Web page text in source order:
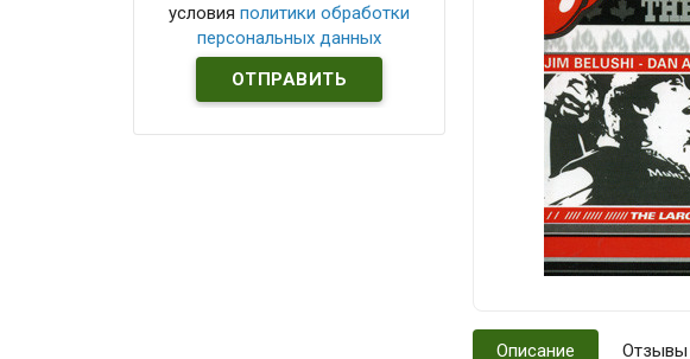
условияполитики обработки
персональных данных
Описание Отзывы